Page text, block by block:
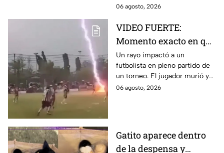
han conmocionado a la
supuesta “regla de 3".
06 agosto, 2026
VIDEO FUERTE:
Momento exacto en que
rayo mata a futbolista
en pleno partido
Un rayo impactó a un
futbolista en pleno partido de
un torneo. El jugador murió y
otros nueve resultaron heridos
06 agosto, 2026
Gatito aparece dentro
de la despensa y